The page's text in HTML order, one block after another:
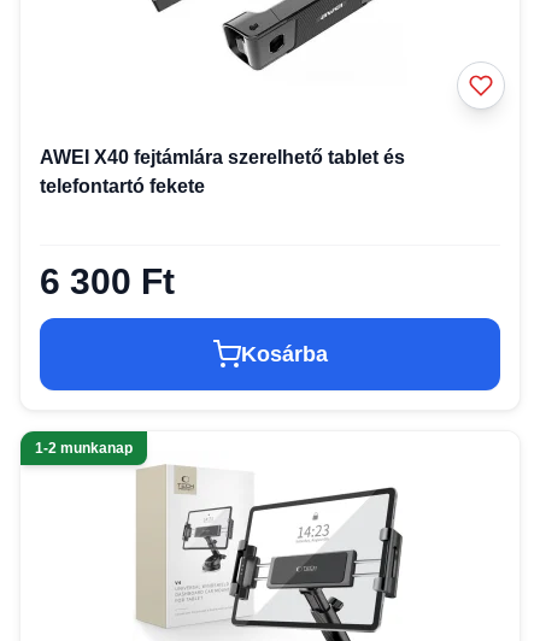
AWEI X40 fejtámlára szerelhető tablet és
telefontartó fekete
6 300 Ft
Kosárba
1-2 munkanap